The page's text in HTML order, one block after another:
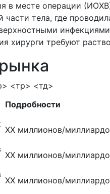
в месте операции
части тела, где
хирурги требуют
<тр> <тд>
Подробности
ХХ миллионов/
ХХ миллионов/
ХХ миллионов/